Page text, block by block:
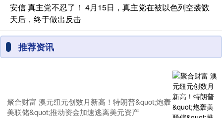
安信 真主党不忍了！ 4月15日，真主党在被以色列空袭数
天后，终于做出反击
推荐资讯
聚合财富 澳元纽元创数月新高！特朗普&quot;炮轰
美联储&quot;推动资金加速逃离美元资产